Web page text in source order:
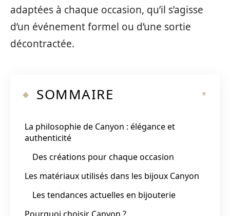
adaptées à chaque occasion, qu’il s’agisse
d’un événement formel ou d’une sortie
décontractée.
SOMMAIRE
La philosophie de Canyon : élégance et
authenticité
Des créations pour chaque occasion
Les matériaux utilisés dans les bijoux Canyon
Les tendances actuelles en bijouterie
Pourquoi choisir Canyon ?